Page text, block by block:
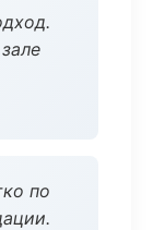
по